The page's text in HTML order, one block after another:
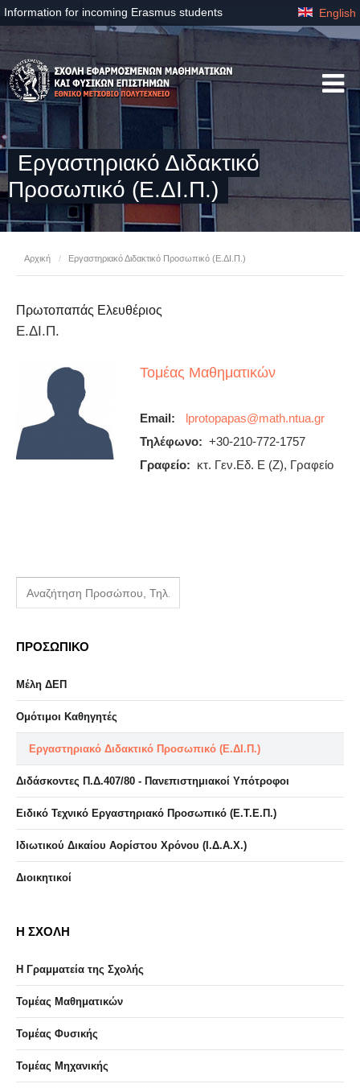
Information for incoming Erasmus students English
Εργαστηριακό Διδακτικό
Προσωπικό (Ε.ΔΙ.Π.)
Αρχική / Εργαστηριακό Διδακτικό Προσωπικό (Ε.ΔΙ.Π.)
Πρωτοπαπάς Ελευθέριος
Ε.ΔΙ.Π.
Τομέας Μαθηματικών
Email:
Τηλέφωνο: +30-210-772-1757
Γραφείο: κτ. Γεν.Εδ. Ε (Ζ), Γραφείο
ΠΡΟΣΩΠΙΚΟ
Μέλη ΔΕΠ
Ομότιμοι Καθηγητές
Εργαστηριακό Διδακτικό Προσωπικό (Ε.ΔΙ.Π.)
Διδάσκοντες Π.Δ.407/80 - Πανεπιστημιακοί Υπότροφοι
Ειδικό Τεχνικό Εργαστηριακό Προσωπικό (Ε.Τ.Ε.Π.)
Ιδιωτικού Δικαίου Αορίστου Χρόνου (Ι.Δ.Α.Χ.)
Διοικητικοί
Η ΣΧΟΛΗ
Η Γραμματεία της Σχολής
Τομέας Μαθηματικών
Τομέας Φυσικής
Τομέας Μηχανικής